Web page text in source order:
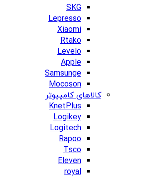
SKG
Lepresso
Xiaomi
Rtako
Levelo
Apple
Samsunge
Mocoson
کالاهای کامپیوتر
KnetPlus
Logikey
Logitech
Rapoo
Tsco
Eleven
royal